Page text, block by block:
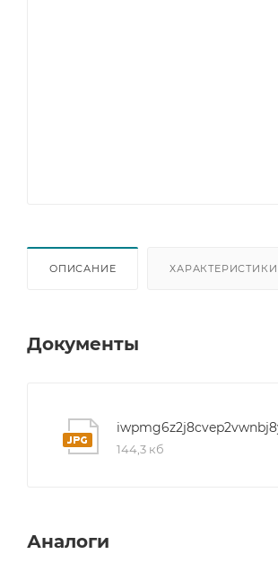
ОПИСАНИЕ ХАРАКТЕРИСТИКИ
Документы
144,3 кб
Аналоги